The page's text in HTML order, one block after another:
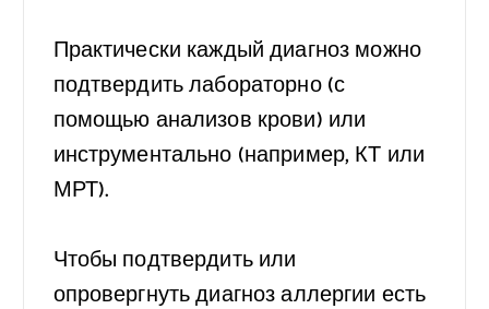
Практически каждый диагноз можно
подтвердить лабораторно (с
помощью анализов крови) или
инструментально (например, КТ или
МРТ).
Чтобы подтвердить или
опровергнуть диагноз аллергии есть